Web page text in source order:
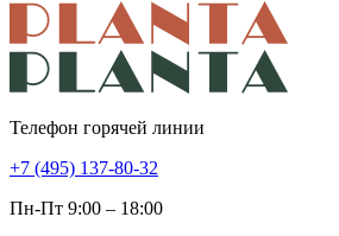
Телефон горячей линии
+7 (495) 137-80-32
Пн-Пт 9:00 – 18:00